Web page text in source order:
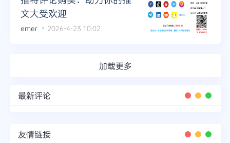
文大受欢迎
emer 2026-4-23 10:02
加载更多
最新评论
友情链接